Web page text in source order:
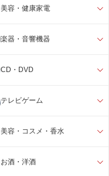
美容・健康家電
楽器・音響機器
CD・DVD
テレビゲーム
美容・コスメ・香水
お酒・洋酒